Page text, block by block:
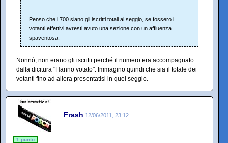
Penso che i 700 siano gli iscritti totali al seggio, se fossero i
votanti effettivi avresti avuto una sezione con un affluenza
spaventosa.
Nonnò, non erano gli iscritti perché il numero era accompagnato
dalla dicitura "Hanno votato". Immagino quindi che sia il totale dei
votanti fino ad allora presentatisi in quel seggio.
Frash 12/06/2011, 23:12
1 punto